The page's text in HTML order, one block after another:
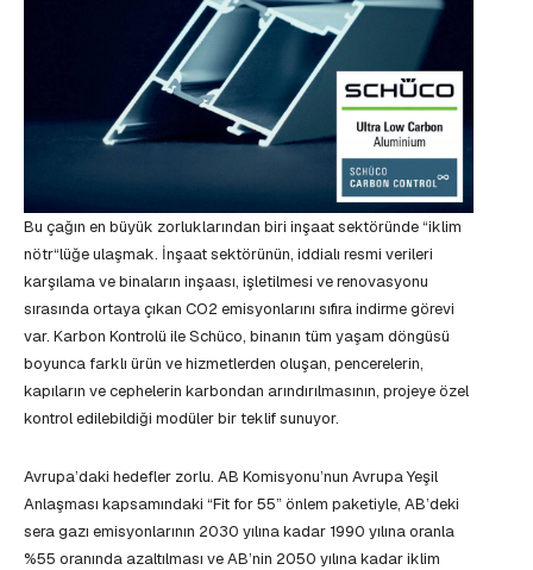
Bu çağın en büyük zorluklarından biri inşaat sektöründe “iklim
nötr“lüğe ulaşmak. İnşaat sektörünün, iddialı resmi verileri
karşılama ve binaların inşaası, işletilmesi ve renovasyonu
sırasında ortaya çıkan CO2 emisyonlarını sıfıra indirme görevi
var. Karbon Kontrolü ile Schüco, binanın tüm yaşam döngüsü
boyunca farklı ürün ve hizmetlerden oluşan, pencerelerin,
kapıların ve cephelerin karbondan arındırılmasının, projeye özel
kontrol edilebildiği modüler bir teklif sunuyor.
Avrupa’daki hedefler zorlu. AB Komisyonu’nun Avrupa Yeşil
Anlaşması kapsamındaki “Fit for 55” önlem paketiyle, AB’deki
sera gazı emisyonlarının 2030 yılına kadar 1990 yılına oranla
%55 oranında azaltılması ve AB’nin 2050 yılına kadar iklim